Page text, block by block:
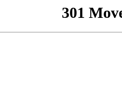
301